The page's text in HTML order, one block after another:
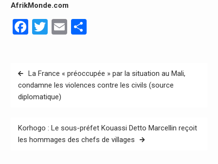
AfrikMonde.com
Facebook
Twitter
EmailPartager
Navigation
de
l’article
La France « préoccupée » par la situation au Mali,
condamne les violences contre les civils (source
diplomatique)
Korhogo : Le sous-préfet Kouassi Detto Marcellin reçoit
les hommages des chefs de villages